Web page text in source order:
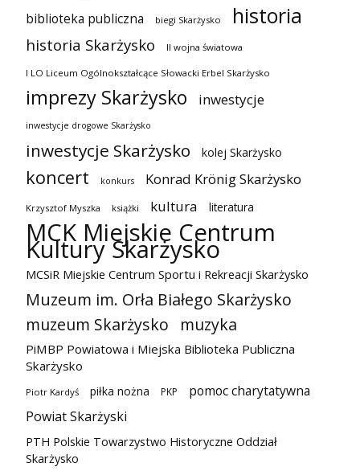
biblioteka publiczna
biegi Skarżysko historia
historia Skarżysko II wojna światowa
I LO Liceum Ogólnokształcące Słowacki Erbel Skarżysko
imprezy Skarżysko inwestycje
inwestycje drogowe Skarżysko
inwestycje Skarżysko kolej Skarżysko
koncert konkurs Konrad Krönig Skarżysko
Krzysztof Myszka książki kultura literatura
MCK Miejskie Centrum
Kultury Skarżysko
MCSiR Miejskie Centrum Sportu i Rekreacji Skarżysko
Muzeum im. Orła Białego Skarżysko
muzeum Skarżysko
muzyka
PiMBP Powiatowa i Miejska Biblioteka Publiczna
Skarżysko
Piotr Kardyś piłka nożna PKP
pomoc charytatywna
Powiat Skarżyski
PTH Polskie Towarzystwo Historyczne Oddział
Skarżysko